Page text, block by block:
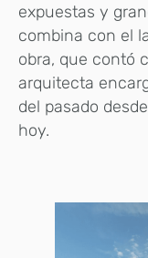
expuestas y
combina con el
obra, que contó
arquitecta
del pasado
hoy.